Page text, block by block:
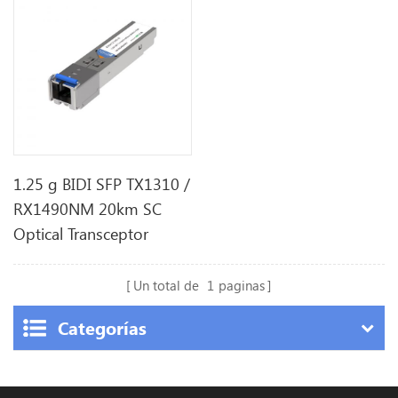
1.25 g BIDI SFP TX1310 /
RX1490NM 20km SC
Optical Transceptor
Un total de 1 paginas
Categorías